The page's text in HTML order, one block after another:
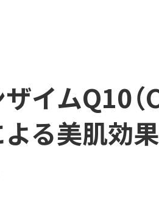
イムQ10（
る美肌効